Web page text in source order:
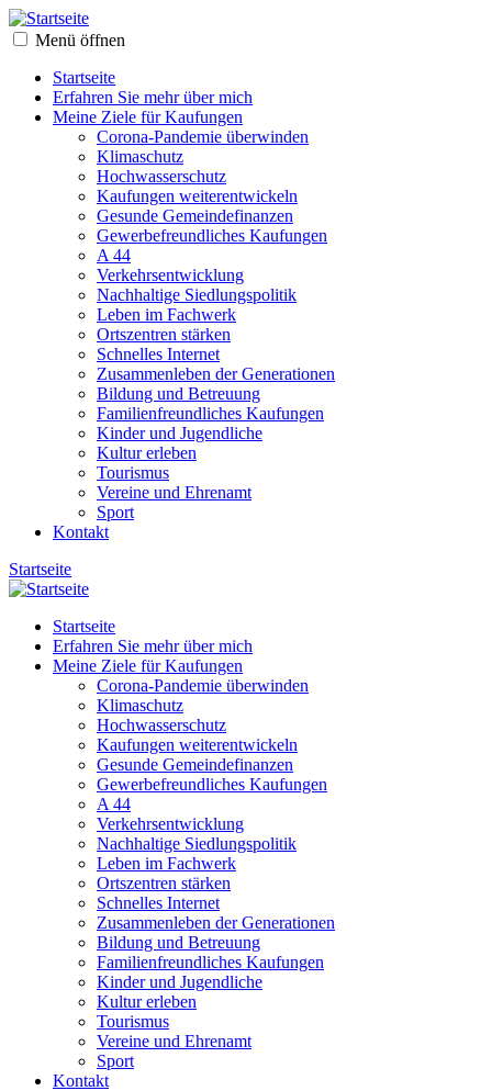
Menü öffnen
Startseite
Erfahren Sie mehr über mich
Meine Ziele für Kaufungen
Corona-Pandemie überwinden
Klimaschutz
Hochwasserschutz
Kaufungen weiterentwickeln
Gesunde Gemeindefinanzen
Gewerbefreundliches Kaufungen
A 44
Verkehrsentwicklung
Nachhaltige Siedlungspolitik
Leben im Fachwerk
Ortszentren stärken
Schnelles Internet
Zusammenleben der Generationen
Bildung und Betreuung
Familienfreundliches Kaufungen
Kinder und Jugendliche
Kultur erleben
Tourismus
Vereine und Ehrenamt
Sport
Kontakt
Startseite
Startseite
Erfahren Sie mehr über mich
Meine Ziele für Kaufungen
Corona-Pandemie überwinden
Klimaschutz
Hochwasserschutz
Kaufungen weiterentwickeln
Gesunde Gemeindefinanzen
Gewerbefreundliches Kaufungen
A 44
Verkehrsentwicklung
Nachhaltige Siedlungspolitik
Leben im Fachwerk
Ortszentren stärken
Schnelles Internet
Zusammenleben der Generationen
Bildung und Betreuung
Familienfreundliches Kaufungen
Kinder und Jugendliche
Kultur erleben
Tourismus
Vereine und Ehrenamt
Sport
Kontakt